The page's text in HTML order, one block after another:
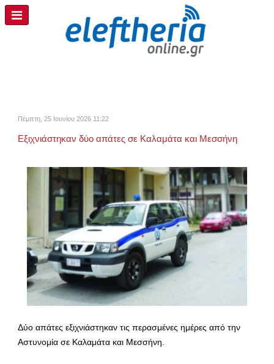
Πέμπτη, 25 Ιουνίου 2026 11:22
Εξιχνιάστηκαν δύο απάτες σε Καλαμάτα και Μεσσήνη
Δύο απάτες εξιχνιάστηκαν τις περασμένες ημέρες από την
Αστυνομία σε Καλαμάτα και Μεσσήνη.